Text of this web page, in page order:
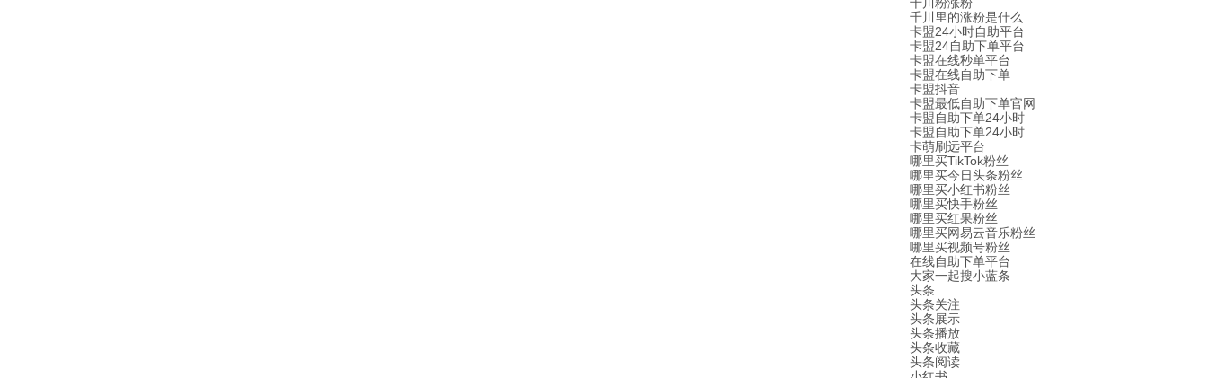
千川里的涨粉是什么
卡盟24小时自助平台
卡盟24自助下单平台
卡盟在线秒单平台
卡盟在线自助下单
卡盟抖音
卡盟最低自助下单官网
卡盟自助下单24小时
卡盟自助下单24小时
卡萌刷远平台
哪里买TikTok粉丝
哪里买今日头条粉丝
哪里买小红书粉丝
哪里买快手粉丝
哪里买红果粉丝
哪里买网易云音乐粉丝
哪里买视频号粉丝
在线自助下单平台
大家一起搜小蓝条
头条
头条关注
头条展示
头条播放
头条收藏
头条阅读